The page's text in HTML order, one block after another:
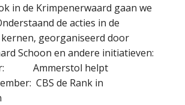
in de Krimpenerwaard gaan we
de acties in de
georganiseerd door
Schoon en andere initiatieven:
Ammerstol helpt
CBS de Rank in